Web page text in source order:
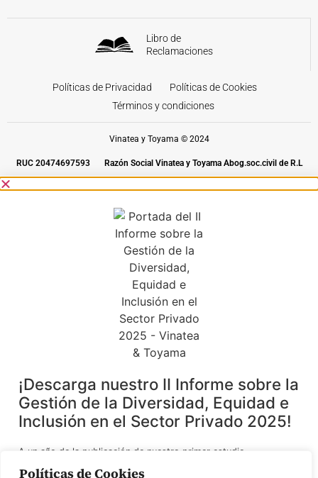
Políticas de Cookies
Libro de
Reclamaciones
Políticas de Privacidad
Políticas de Cookies
Términos y condiciones
Vinatea y Toyama © 2024
RUC 20474697593 Razón Social Vinatea y Toyama Abog.soc.civil de R.L
¡Descarga nuestro II Informe sobre la
Gestión de la Diversidad, Equidad e
Inclusión en el Sector Privado 2025!
A un año de la publicación de nuestro primer estudio,